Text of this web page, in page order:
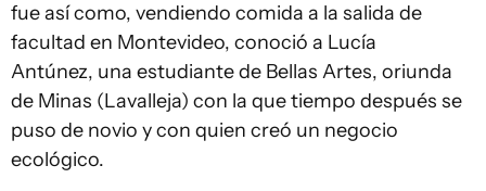
fue así como, vendiendo comida a la salida de
facultad en Montevideo, conoció a Lucía
Antúnez, una estudiante de Bellas Artes, oriunda
de Minas (Lavalleja) con la que tiempo después se
puso de novio y con quien creó un negocio
ecológico.